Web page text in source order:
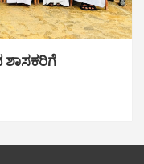
ಶಾಸಕರಿಗೆ